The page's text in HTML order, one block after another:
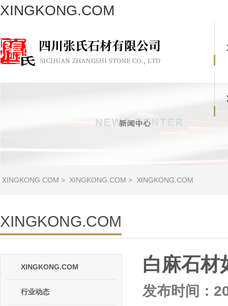
XINGKONG.COM
XINGKONG.COM > XINGKONG.COM > XINGKONG.COM
XINGKONG.COM
XINGKONG.COM
行业动态
白麻石材
发布时间：